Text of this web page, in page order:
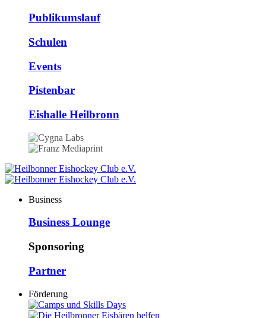
Publikumslauf
Schulen
Events
Pistenbar
Eishalle Heilbronn
Business
Business Lounge
Sponsoring
Partner
Förderung